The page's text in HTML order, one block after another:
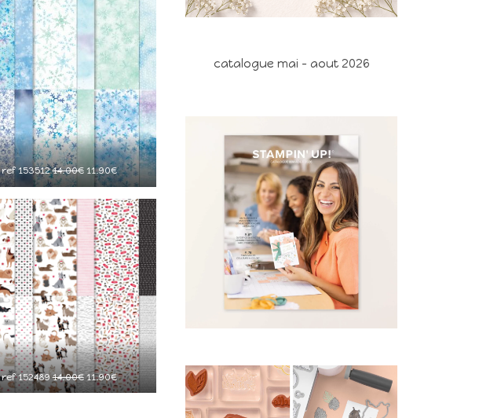
ref 15351214.00€11.90€
ref 15248914.00€11.90€
catalogue mai - aout 2026